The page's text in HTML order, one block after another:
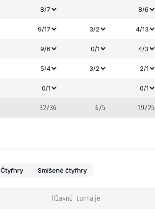
8/7 - 8/6
9/17 3/2 4/13
9/6 0/1 4/3
5/4 3/2 2/1
0/1 - 0/1
32/36 6/5 19/25
Čtyřhry Smíšené čtyřhry
Hlavní turnaje